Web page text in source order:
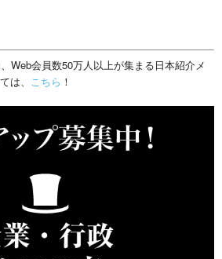
Web会員数50万人以上が集まる日本紹介メ
は、 こちら ！